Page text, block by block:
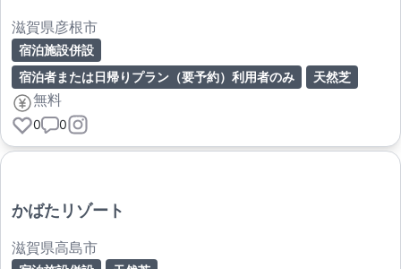
滋賀県彦根市
宿泊施設併設
宿泊者または日帰りプラン（要予約）利用者のみ
天然芝
無料
0 0
かばたリゾート
滋賀県高島市